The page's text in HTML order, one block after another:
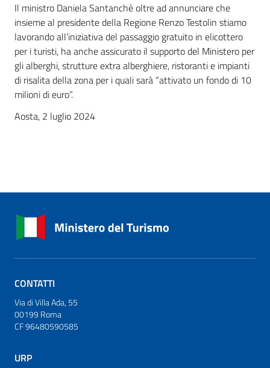
Il ministro Daniela Santanchè oltre ad annunciare che
insieme al presidente della Regione Renzo Testolin stiamo
lavorando all’iniziativa del passaggio gratuito in elicottero
per i turisti, ha anche assicurato il supporto del Ministero per
gli alberghi, strutture extra alberghiere, ristoranti e impianti
di risalita della zona per i quali sarà “attivato un fondo di 10
milioni di euro”.
Aosta, 2 luglio 2024
CONTATTI
Via di Villa Ada, 55
00199 Roma
CF 96480590585
URP